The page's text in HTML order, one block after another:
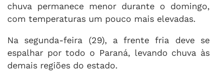
chuva permanece menor durante o domingo,
com temperaturas um pouco mais elevadas.
Na segunda-feira (29), a frente fria deve se
espalhar por todo o Paraná, levando chuva às
demais regiões do estado.